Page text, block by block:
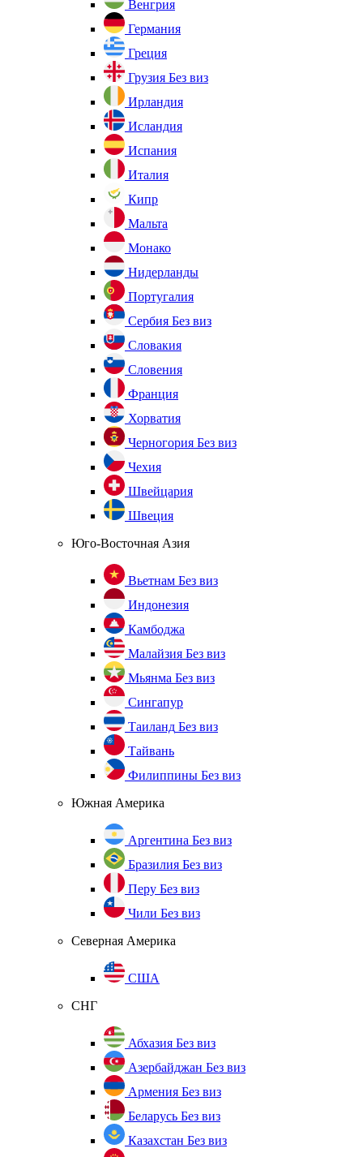
Венгрия
Германия
Греция
Грузия Без виз
Ирландия
Исландия
Испания
Италия
Кипр
Мальта
Монако
Нидерланды
Португалия
Сербия Без виз
Словакия
Словения
Франция
Хорватия
Черногория Без виз
Чехия
Швейцария
Швеция
Юго-Восточная Азия
Вьетнам Без виз
Индонезия
Камбоджа
Малайзия Без виз
Мьянма Без виз
Сингапур
Таиланд Без виз
Тайвань
Филиппины Без виз
Южная Америка
Аргентина Без виз
Бразилия Без виз
Перу Без виз
Чили Без виз
Северная Америка
США
СНГ
Абхазия Без виз
Азербайджан Без виз
Армения Без виз
Беларусь Без виз
Казахстан Без виз